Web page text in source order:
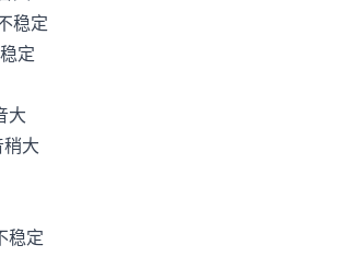
定
大
定